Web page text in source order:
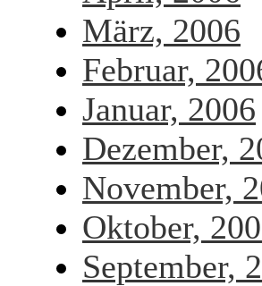
März, 2006
Februar,
Januar, 2006
Dezember,
November,
Oktober,
September,